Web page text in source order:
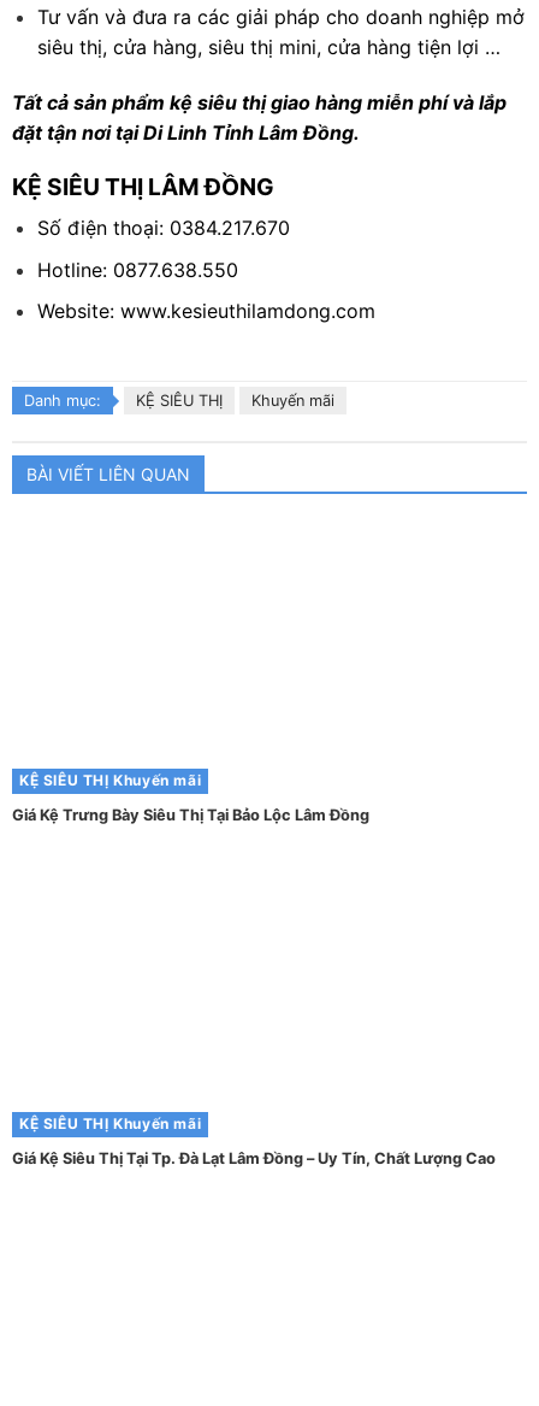
Tư vấn và đưa ra các giải pháp cho doanh nghiệp mở
siêu thị, cửa hàng, siêu thị mini, cửa hàng tiện lợi …
Tất cả sản phẩm kệ siêu thị giao hàng miễn phí và lắp
đặt tận nơi tại Di Linh Tỉnh Lâm Đồng.
KỆ SIÊU THỊ LÂM ĐỒNG
Số điện thoại: 0384.217.670
Hotline: 0877.638.550
Website: www.kesieuthilamdong.com
Danh mục: KỆ SIÊU THỊ Khuyến mãi
BÀI VIẾT LIÊN QUAN
KỆ SIÊU THỊ Khuyến mãi
Giá Kệ Trưng Bày Siêu Thị Tại Bảo Lộc Lâm Đồng
KỆ SIÊU THỊ Khuyến mãi
Giá Kệ Siêu Thị Tại Tp. Đà Lạt Lâm Đồng – Uy Tín, Chất Lượng Cao